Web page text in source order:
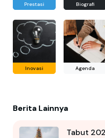
Prestasi Biografi
Inovasi Agenda
Berita Lainnya
Tabut